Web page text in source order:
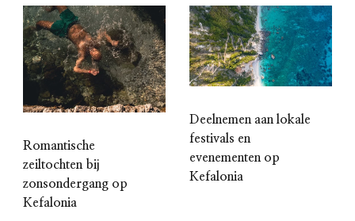
Romantische
zeiltochten bij
zonsondergang op
Kefalonia
Deelnemen aan lokale
festivals en
evenementen op
Kefalonia